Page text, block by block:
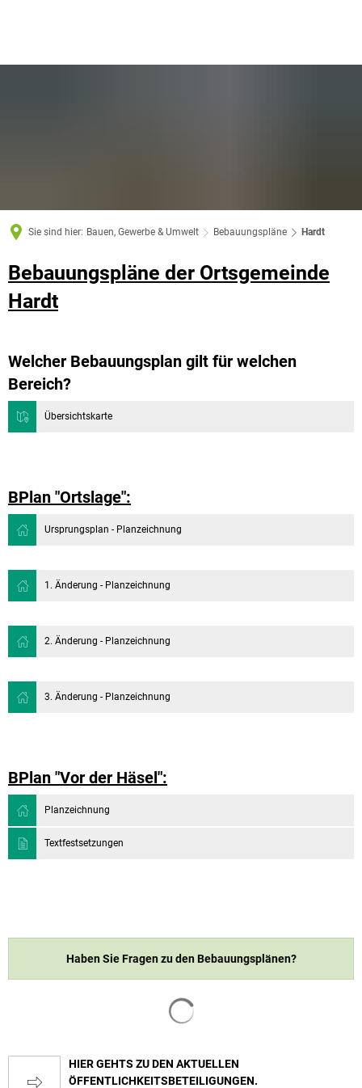
Sie sind hier: Bauen, Gewerbe & Umwelt Bebauungspläne Hardt
Bebauungspläne der Ortsgemeinde
Hardt
Welcher Bebauungsplan gilt für welchen
Bereich?
Übersichtskarte
BPlan "Ortslage":
Ursprungsplan - Planzeichnung
1. Änderung - Planzeichnung
2. Änderung - Planzeichnung
3. Änderung - Planzeichnung
BPlan "Vor der Häsel":
Planzeichnung
Textfestsetzungen
Haben Sie Fragen zu den Bebauungsplänen?
HIER GEHTS ZU DEN AKTUELLEN
ÖFFENTLICHKEITSBETEILIGUNGEN.